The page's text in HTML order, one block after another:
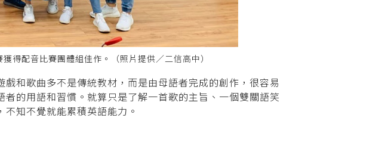
得配音比賽團體組佳作。（照片提供／二信高中）
和歌曲多不是傳統教材，而是由母語者完成的創作，很容易
的用語和習慣。就算只是了解一首歌的主旨、一個雙關語笑
知不覺就能累積英語能力。